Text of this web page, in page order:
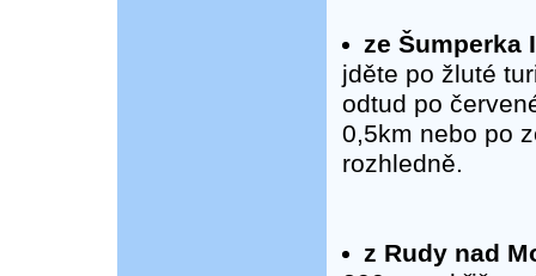
ze Šumperka
jděte po žluté
odtud po
0,5km nebo po
rozhledně.
z Rudy nad